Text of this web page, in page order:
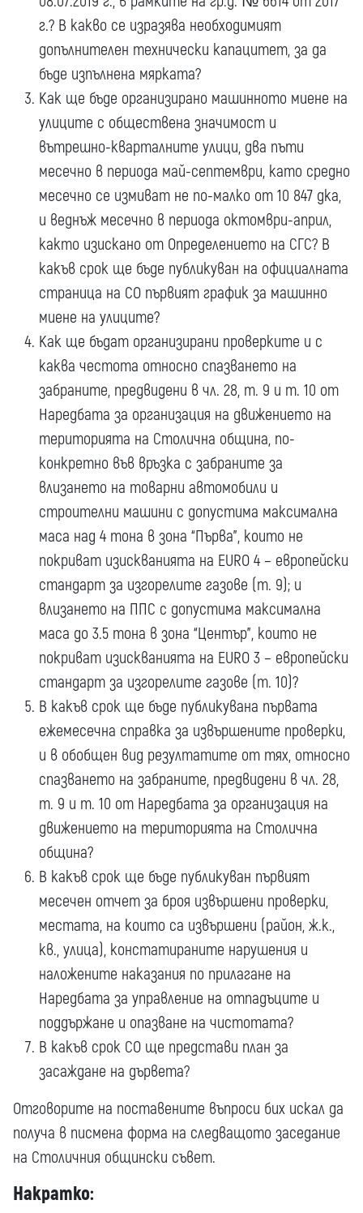
г.? В какво се изразява необходимият
допълнителен технически капацитет, за да
бъде изпълнена мярката?
Как ще бъде организирано машинното миене на
улиците с обществена значимост и
вътрешно-кварталните улици, два пъти
месечно в периода май-септември, като средно
месечно се измиват не по-малко от 10 847 дка,
и веднъж месечно в периода октомври-април,
както изискано от Определението на СГС? В
какъв срок ще бъде публикуван на официалната
страница на СО първият график за машинно
миене на улиците?
Как ще бъдат организирани проверките и с
каква честота относно спазването на
забраните, предвидени в чл. 28, т. 9 и т. 10 от
Наредбата за организация на движението на
територията на Столична община, по-
конкретно във връзка с забраните за
влизането на товарни автомобили и
строителни машини с допустима максимална
маса над 4 тона в зона “Първа”, които не
покриват изискванията на EURO 4 – европейски
стандарт за изгорелите газове (т. 9); и
влизането на ППС с допустима максимална
маса до 3.5 тона в зона “Център”, които не
покриват изискванията на EURO 3 – европейски
стандарт за изгорелите газове (т. 10)?
В какъв срок ще бъде публикувана първата
ежемесечна справка за извършените проверки,
и в обобщен вид резултатите от тях, относно
спазването на забраните, предвидени в чл. 28,
т. 9 и т. 10 от Наредбата за организация на
движението на територията на Столична
община?
В какъв срок ще бъде публикуван първият
месечен отчет за броя извършени проверки,
местата, на които са извършени (район, ж.к.,
кв., улица), констатираните нарушения и
наложените наказания по прилагане на
Наредбата за управление на отпадъците и
поддържане и опазване на чистотата?
В какъв срок СО ще представи план за
засаждане на дървета?
Отговорите на поставените въпроси бих искал да
получа в писмена форма на следващото заседание
на Столичния общински съвет.
Накратко: